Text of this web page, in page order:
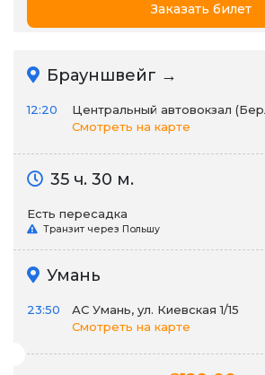
Заказать билет
Брауншвейг →
12:20
Центральный автовокзал
Смотреть на карте
35 ч. 30 м.
Есть пересадка
Транзит через Польшу
Умань
23:50
АС Умань, ул. Киевская 1/15
Смотреть на карте